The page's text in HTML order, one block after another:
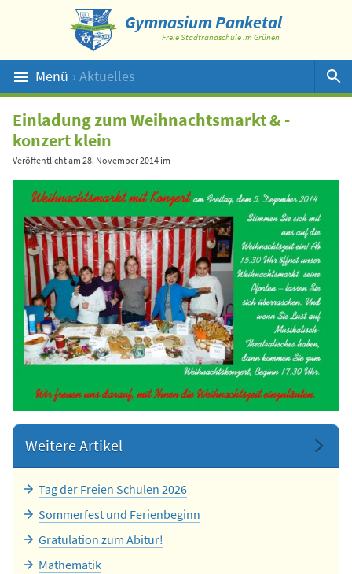
Gymnasium Panketal
Freie Stadtrandschule im Grünen
Menü › Aktuelles
Suche
Einladung zum Weihnachtsmarkt & -
konzert klein
Veröffentlicht am 28. November 2014 im
Weitere Artikel
Tag der Freien Schulen 2026
Sommerfest und Ferienbeginn
Gratulation zum Abitur!
Mathematik